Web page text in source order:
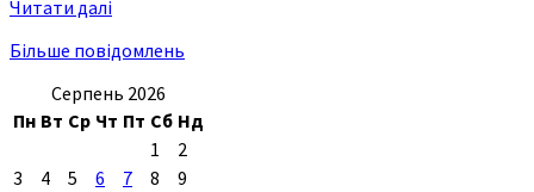
Читати далі
Більше повідомлень
Серпень 2026
Пн Вт Ср Чт Пт Сб Нд
1
2
3
4 5 6 7 8
9